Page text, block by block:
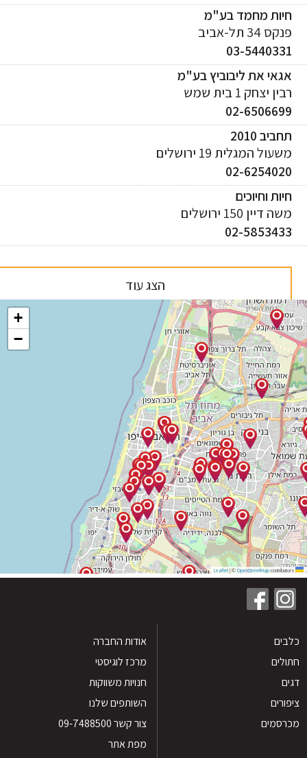
מחמד בע"מ
34 תל-אביב
03-
את ליבוביץ בע"מ
יצחק 1 בית שמש
02-
2010
המגלית 19 ירושלים
02-
וחיוכים
150 ירושלים
02-
הצג עוד
|©OpenStreetMap
אודות החברה
מרכז לוגיסטי
חנויות משווקות
השותפים שלנו
צור קשר 09-7488500
מפת אתר